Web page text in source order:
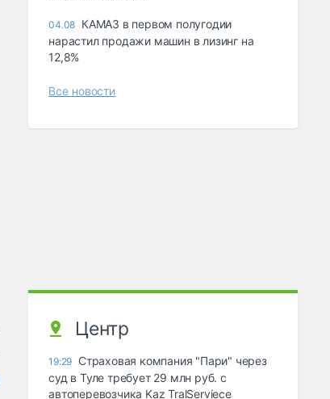
04.08 КАМАЗ в первом полугодии
нарастил продажи машин в лизинг на
12,8%
Все новости
Центр
19:29 Страховая компания "Пари" через
суд в Туле требует 29 млн руб. с
автоперевозчика Kaz TralServiece